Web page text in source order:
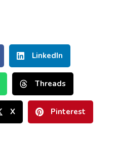
LinkedIn
Threads
X Pinterest